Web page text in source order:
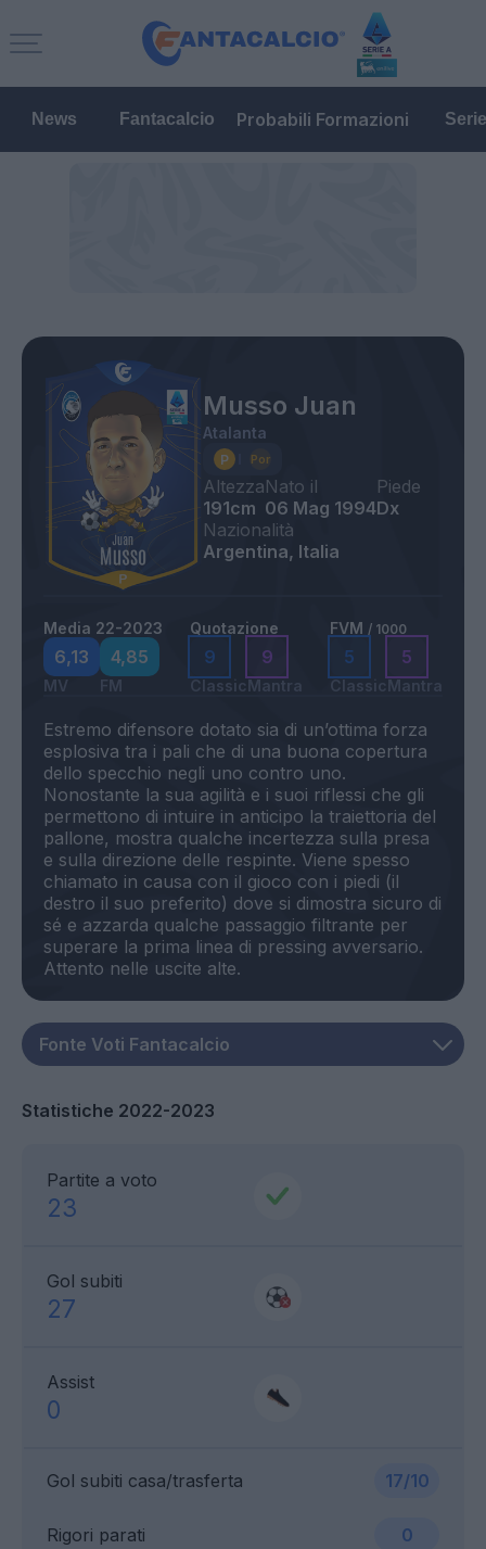
News Fantacalcio Probabili Formazioni
Musso Juan
Atalanta
Altezza
191cm
Nato il
06 Mag 1994
Piede
Dx
Nazionalità
Argentina, Italia
Media 22-2023
6,13
MV
4,85
FM
Quotazione
9
Classic
9
Mantra
FVM / 1000
5
Classic
5
Mantra
Estremo difensore dotato sia di un’ottima forza
esplosiva tra i pali che di una buona copertura
dello specchio negli uno contro uno.
Nonostante la sua agilità e i suoi riflessi che gli
permettono di intuire in anticipo la traiettoria del
pallone, mostra qualche incertezza sulla presa
e sulla direzione delle respinte. Viene spesso
chiamato in causa con il gioco con i piedi (il
destro il suo preferito) dove si dimostra sicuro di
sé e azzarda qualche passaggio filtrante per
superare la prima linea di pressing avversario.
Statistiche 2022-2023
Partite a voto
23
Gol subiti
27
Assist
0
Gol subiti casa/trasferta 17/10
Rigori parati 0